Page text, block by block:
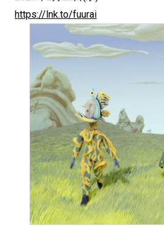
https://lnk.to/fuurai